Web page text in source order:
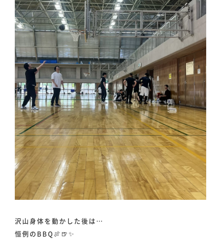
沢山身体を動かした後は…
恒例のBBQ🍖🍺✨